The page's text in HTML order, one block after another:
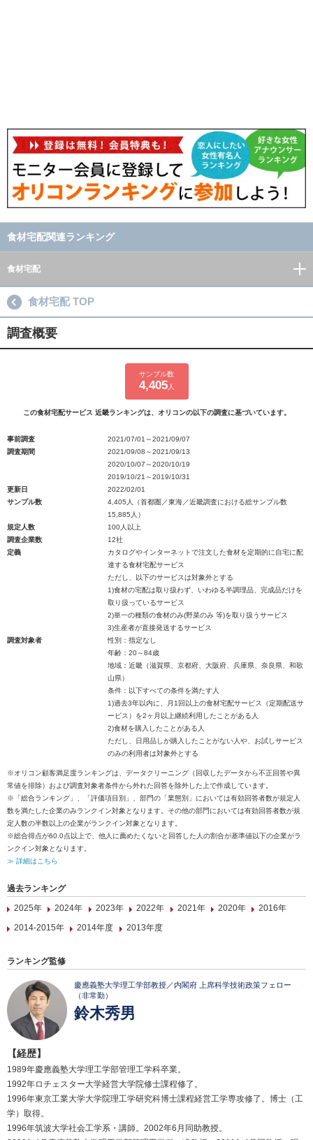
食材宅配関連ランキング
食材宅配
食材宅配 TOP
調査概要
サンプル数
4,405人
この食材宅配サービス 近畿ランキングは、オリコンの以下の調査に基づいています。
事前調査
2021/07/01～2021/09/07
調査期間
2021/09/08～2021/09/13
2020/10/07～2020/10/19
2019/10/21～2019/10/31
更新日
2022/02/01
サンプル数
4,405人（首都圏／東海／近畿調査における総サンプル数
15,885人）
規定人数
100人以上
調査企業数
12社
定義
カタログやインターネットで注文した食材を定期的に自宅に配
達する食材宅配サービス
ただし、以下のサービスは対象外とする
1)食材の宅配は取り扱わず、いわゆる半調理品、完成品だけを
取り扱っているサービス
2)単一の種類の食材のみ(野菜のみ 等)を取り扱うサービス
3)生産者が直接発送するサービス
調査対象者
性別：指定なし
年齢：20～84歳
地域：近畿（滋賀県、京都府、大阪府、兵庫県、奈良県、和歌
山県）
条件：以下すべての条件を満たす人
1)過去3年以内に、月1回以上の食材宅配サービス（定期配送サ
ービス）を2ヶ月以上継続利用したことがある人
2)食材を購入したことがある人
ただし、日用品しか購入したことがない人や、お試しサービス
のみの利用者は対象外とする
※オリコン顧客満足度ランキングは、データクリーニング（回収したデータから不正回答や異
常値を排除）および調査対象者条件から外れた回答を除外した上で作成しています。
※「総合ランキング」、「評価項目別」、部門の「業態別」においては有効回答者数が規定人
数を満たした企業のみランクイン対象となります。その他の部門においては有効回答者数が規
定人数の半数以上の企業がランクイン対象となります。
※総合得点が60.0点以上で、他人に薦めたくないと回答した人の割合が基準値以下の企業がラ
ンクイン対象となります。
≫ 詳細はこちら
過去ランキング
2025年
2024年 2023年 2022年 2021年 2020年
2016年
2014-2015年
2014年度 2013年度
ランキング監修
慶應義塾大学理工学部教授／内閣府 上席科学技術政策フェロー
（非常勤）
鈴木秀男
【経歴】
1989年慶應義塾大学理工学部管理工学科卒業。
1992年ロチェスター大学経営大学院修士課程修了。
1996年東京工業大学大学院理工学研究科博士課程経営工学専攻修了。博士（工
学）取得。
1996年筑波大学社会工学系・講師。2002年6月同助教授。